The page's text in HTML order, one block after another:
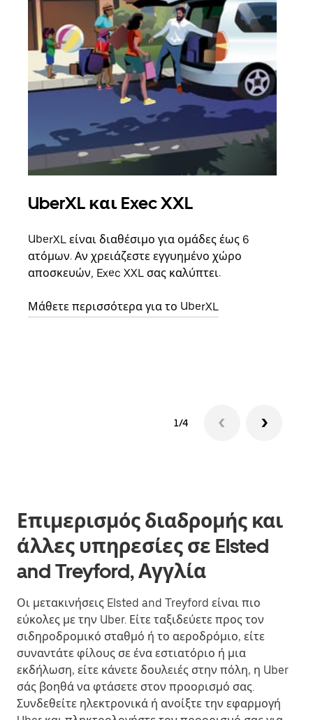
UberXL και Exec XXL
UberXL είναι διαθέσιμο για ομάδες έως 6
ατόμων. Αν χρειάζεστε εγγυημένο χώρο
αποσκευών, Exec XXL σας καλύπτει.
Μάθετε περισσότερα για το UberXL
1/4
Επιμερισμός διαδρομής και
άλλες υπηρεσίες σε Elsted
and Treyford, Αγγλία
Οι μετακινήσεις Elsted and Treyford είναι πιο
εύκολες με την Uber. Είτε ταξιδεύετε προς τον
σιδηροδρομικό σταθμό ή το αεροδρόμιο, είτε
συναντάτε φίλους σε ένα εστιατόριο ή μια
εκδήλωση, είτε κάνετε δουλειές στην πόλη, η Uber
σάς βοηθά να φτάσετε στον προορισμό σας.
Συνδεθείτε ηλεκτρονικά ή ανοίξτε την εφαρμογή